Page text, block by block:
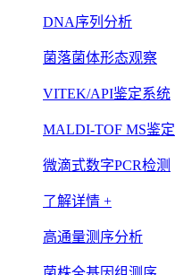
DNA序列分析
菌落菌体形态观察
VITEK/API鉴定系统
MALDI-TOF MS鉴定
微滴式数字PCR检测
了解详情 +
高通量测序分析